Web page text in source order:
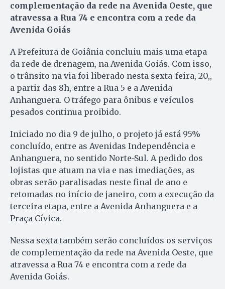
complementação da rede na Avenida Oeste, que
atravessa a Rua 74 e encontra com a rede da
Avenida Goiás
A Prefeitura de Goiânia concluiu mais uma etapa
da rede de drenagem, na Avenida Goiás. Com isso,
o trânsito na via foi liberado nesta sexta-feira, 20,,
a partir das 8h, entre a Rua 5 e a Avenida
Anhanguera. O tráfego para ônibus e veículos
pesados continua proibido.
Iniciado no dia 9 de julho, o projeto já está 95%
concluído, entre as Avenidas Independência e
Anhanguera, no sentido Norte-Sul. A pedido dos
lojistas que atuam na via e nas imediações, as
obras serão paralisadas neste final de ano e
retomadas no início de janeiro, com a execução da
terceira etapa, entre a Avenida Anhanguera e a
Praça Cívica.
Nessa sexta também serão concluídos os serviços
de complementação da rede na Avenida Oeste, que
atravessa a Rua 74 e encontra com a rede da
Avenida Goiás.